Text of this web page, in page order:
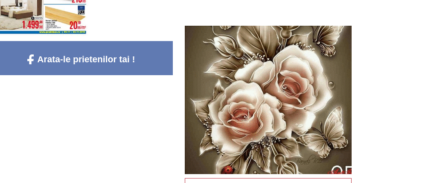
Arata-le prietenilor tai !